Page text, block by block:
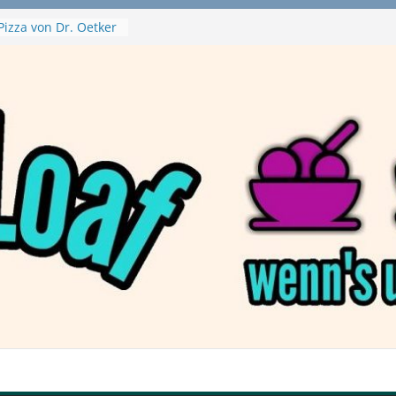
von Dr. Oetker
Nuggets und
wirklich vegan?
Haftbefehl /